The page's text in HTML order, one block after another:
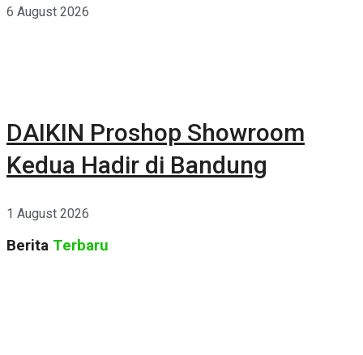
6 August 2026
DAIKIN Proshop Showroom
Kedua Hadir di Bandung
1 August 2026
Berita Terbaru